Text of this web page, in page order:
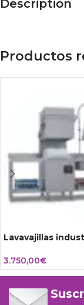
Description
Productos
Lavavajillas
3.750,00€